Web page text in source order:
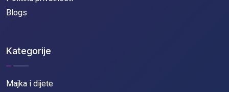
Blogs
Kategorije
Majka i dijete